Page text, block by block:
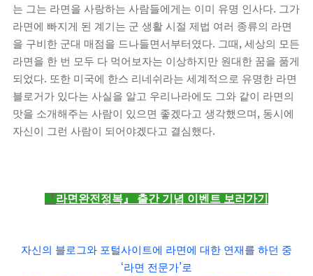
는 그는 라면을 사랑하는 사람들에게는 이미 유명 인사다. 그가
라면에 빠지게 된 계기는 군 생활 시절 제법 여러 종류의 라면
을 구비한 군대 매점을 드나들면서부터였다. 그때 , 세상의 모든
라면을 한 번 모두 다 먹어보자는 이상하지만 원대한 꿈을 품게
되었다. 또한 미국에 한스 리네쉬라는 세계적으로 유명한 라면
블로거가 있다는 사실을 알고 우리나라에도 그와 같이 라면의
맛을 소개해주는 사람이 있으면 좋겠다고 생각했으며 , 동시에
자신이 그런 사람이 되어야겠다고 결심했다.
『라면완전정복 』 출간 기념 이벤트 보러가기
자신의 블로그와 포털사이트에 라면에 대한 연재를 하던 중
‘라면 전문가’로